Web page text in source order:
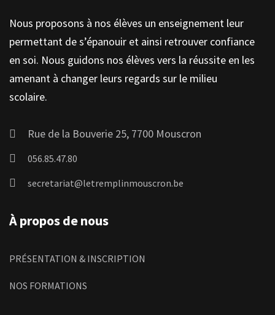
Nous proposons à nos élèves un enseignement leur
permettant de s’épanouir et ainsi retrouver confiance
en soi. Nous guidons nos élèves vers la réussite en les
amenant à changer leurs regards sur le milieu
scolaire.
Rue de la Bouverie 25, 7700 Mouscron
056.85.47.80
secretariat@letremplinmouscron.be
À propos de nous
PRÉSENTATION & INSCRIPTION
NOS FORMATIONS